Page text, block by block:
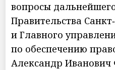
вопросы
Правительства
и Главного
по обеспечению
Александр